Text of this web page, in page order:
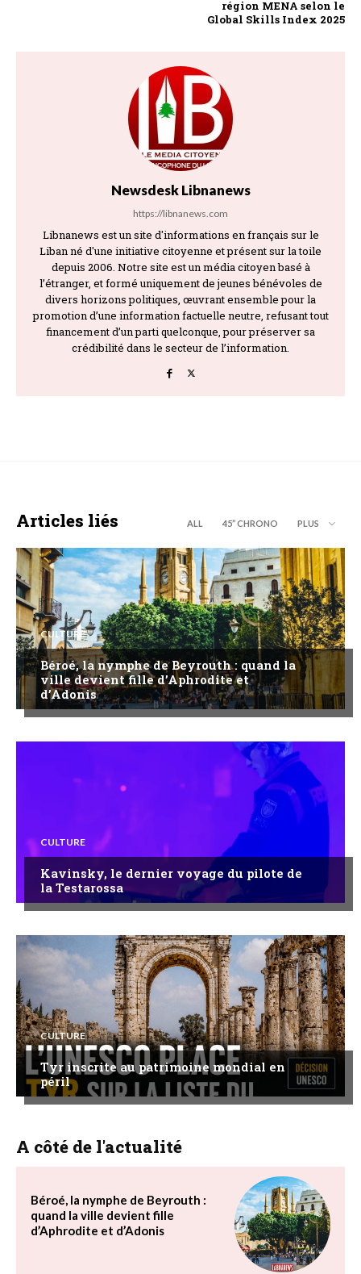
région MENA selon le
Global Skills Index 2025
Newsdesk Libnanews
https://libnanews.com
Libnanews est un site d'informations en français sur le
Liban né d'une initiative citoyenne et présent sur la toile
depuis 2006. Notre site est un média citoyen basé à
l’étranger, et formé uniquement de jeunes bénévoles de
divers horizons politiques, œuvrant ensemble pour la
promotion d’une information factuelle neutre, refusant tout
financement d’un parti quelconque, pour préserver sa
crédibilité dans le secteur de l’information.
Articles liés ALL 45’’ CHRONO PLUS
CULTURE
Béroé, la nymphe de Beyrouth : quand la
ville devient fille d’Aphrodite et
d’Adonis
CULTURE
Kavinsky, le dernier voyage du pilote de
la Testarossa
CULTURE
Tyr inscrite au patrimoine mondial en
péril
A côté de l'actualité
Béroé, la nymphe de Beyrouth :
quand la ville devient fille
d’Aphrodite et d’Adonis